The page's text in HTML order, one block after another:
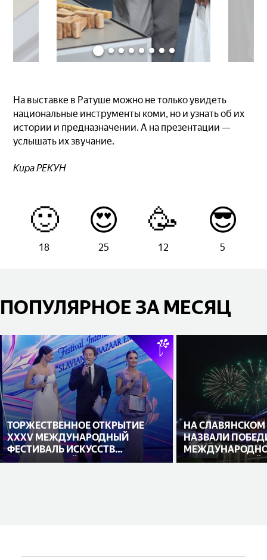
На выставке в Ратуше можно не только увидеть
национальные инструменты коми, но и узнать об их
истории и предназначении. А на презентации —
услышать их звучание.
Кира РЕКУН
🙂
18
😍
25
🥳
12
😎
5
ПОПУЛЯРНОЕ ЗА МЕСЯЦ
ТОРЖЕСТВЕННОЕ ОТКРЫТИЕ
XXXV МЕЖДУНАРОДНЫЙ
ФЕСТИВАЛЬ ИСКУССТВ
«СЛАВЯНСКИЙ БАЗАР В
НА СЛАВЯНСКОМ
НАЗВАЛИ
ИСПОЛНИТЕЛЕЙ